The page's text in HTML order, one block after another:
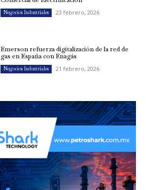
Negocios Industriales 23 febrero, 2026
Emerson refuerza digitalización de la red de
gas en España con Enagás
Negocios Industriales 21 febrero, 2026